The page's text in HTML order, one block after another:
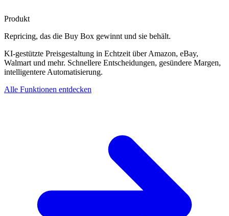
Produkt
Repricing, das die Buy Box gewinnt und sie behält.
KI-gestützte Preisgestaltung in Echtzeit über Amazon, eBay,
Walmart und mehr. Schnellere Entscheidungen, gesündere Margen,
intelligentere Automatisierung.
Alle Funktionen entdecken